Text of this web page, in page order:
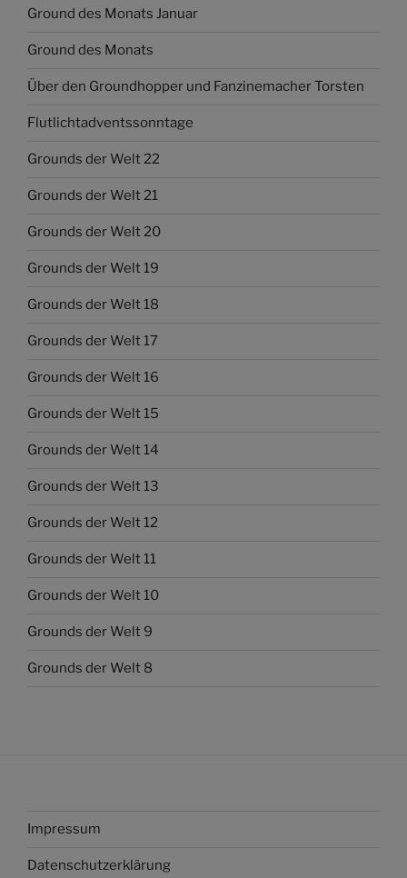
Ground des Monats Januar
Ground des Monats
Über den Groundhopper und Fanzinemacher Torsten
Flutlichtadventssonntage
Grounds der Welt 22
Grounds der Welt 21
Grounds der Welt 20
Grounds der Welt 19
Grounds der Welt 18
Grounds der Welt 17
Grounds der Welt 16
Grounds der Welt 15
Grounds der Welt 14
Grounds der Welt 13
Grounds der Welt 12
Grounds der Welt 11
Grounds der Welt 10
Grounds der Welt 9
Grounds der Welt 8
Impressum
Datenschutzerklärung